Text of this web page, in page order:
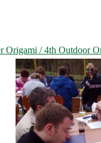
Origami / 4th Outdoor